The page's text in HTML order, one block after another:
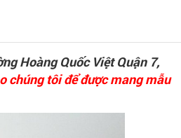
Hoàng Quốc Việt Quận 7,
chúng tôi để được mang mẫu